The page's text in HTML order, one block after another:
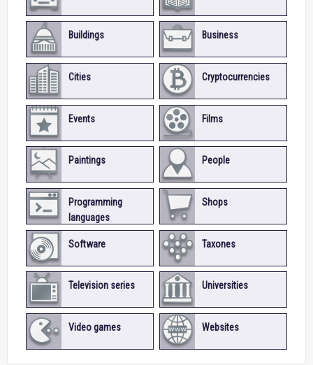
Buildings Business
Cities Cryptocurrencies
Events Films
Paintings People
Programming
languages
Shops
Software Taxones
Television series Universities
Video games Websites